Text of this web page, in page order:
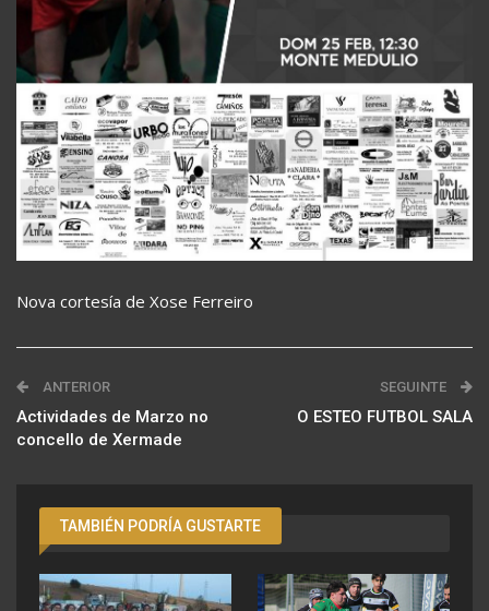
Nova cortesía de Xose Ferreiro
ANTERIOR
Actividades de Marzo no
concello de Xermade
SEGUINTE
O ESTEO FUTBOL SALA
TAMBIÉN PODRÍA GUSTARTE